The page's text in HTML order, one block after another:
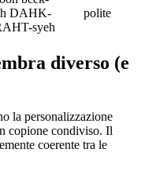
DAHK-
syeh
polite
diverso (e
la personalizzazione
copione condiviso. Il
coerente tra le